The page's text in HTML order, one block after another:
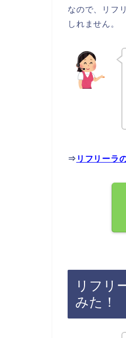
なので、リフ
しれません。
⇒ リフリーラ
リフリ
みた！